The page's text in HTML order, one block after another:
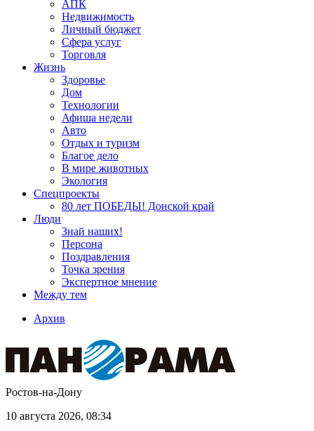
АПК
Недвижимость
Личный бюджет
Сфера услуг
Торговля
Жизнь
Здоровье
Дом
Технологии
Афиша недели
Авто
Отдых и туризм
Благое дело
В мире животных
Экология
Спецпроекты
80 лет ПОБЕДЫ! Донской край
Люди
Знай наших!
Персона
Поздравления
Точка зрения
Экспертное мнение
Между тем
Архив
Ростов-на-Дону
10 августа 2026, 08:34